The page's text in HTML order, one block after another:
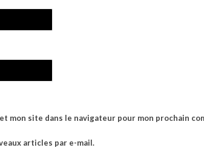
mon site dans le navigateur pour mon prochain
articles par e-mail.